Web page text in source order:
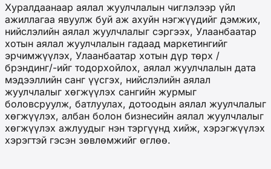
Хуралдаанаар аялал жуулчлалын чиглэлээр үйл
ажиллагаа явуулж буй аж ахуйн нэгжүүдийг дэмжих,
нийслэлийн аялал жуулчлалыг сэргээх, Улаанбаатар
хотын аялал жуулчлалын гадаад маркетингийг
эрчимжүүлэх, Улаанбаатар хотын дүр төрх /
брэндинг/-ийг тодорхойлох, аялал жуулчлалын дата
мэдээллийн санг үүсгэх, нийслэлийн аялал
жуулчлалыг хөгжүүлэх сангийн журмыг
боловсруулж, батлуулах, дотоодын аялал жуулчлалыг
хөгжүүлэх, албан болон бизнесийн аялал жуулчлалыг
хөгжүүлэх ажлуудыг нэн тэргүүнд хийж, хэрэгжүүлэх
хэрэгтэй гэсэн зөвлөмжийг өглөө.